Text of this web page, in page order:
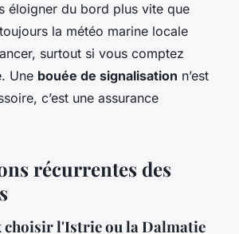
éloigner du bord plus vite que
la météo marine locale
surtout si vous comptez
Une bouée de signalisation n’est
c’est une assurance
récurrentes des
l'Istrie ou la Dalmatie